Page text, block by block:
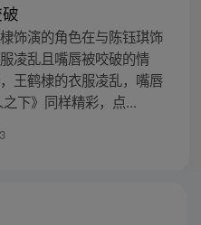
饰演的角色在与陈钰琪饰
凌乱且嘴唇被咬破的情
王鹤棣的衣服凌乱，嘴唇
下》同样精彩，点...